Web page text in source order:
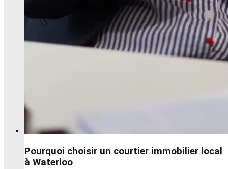
Pourquoi choisir un courtier immobilier local
à Waterloo